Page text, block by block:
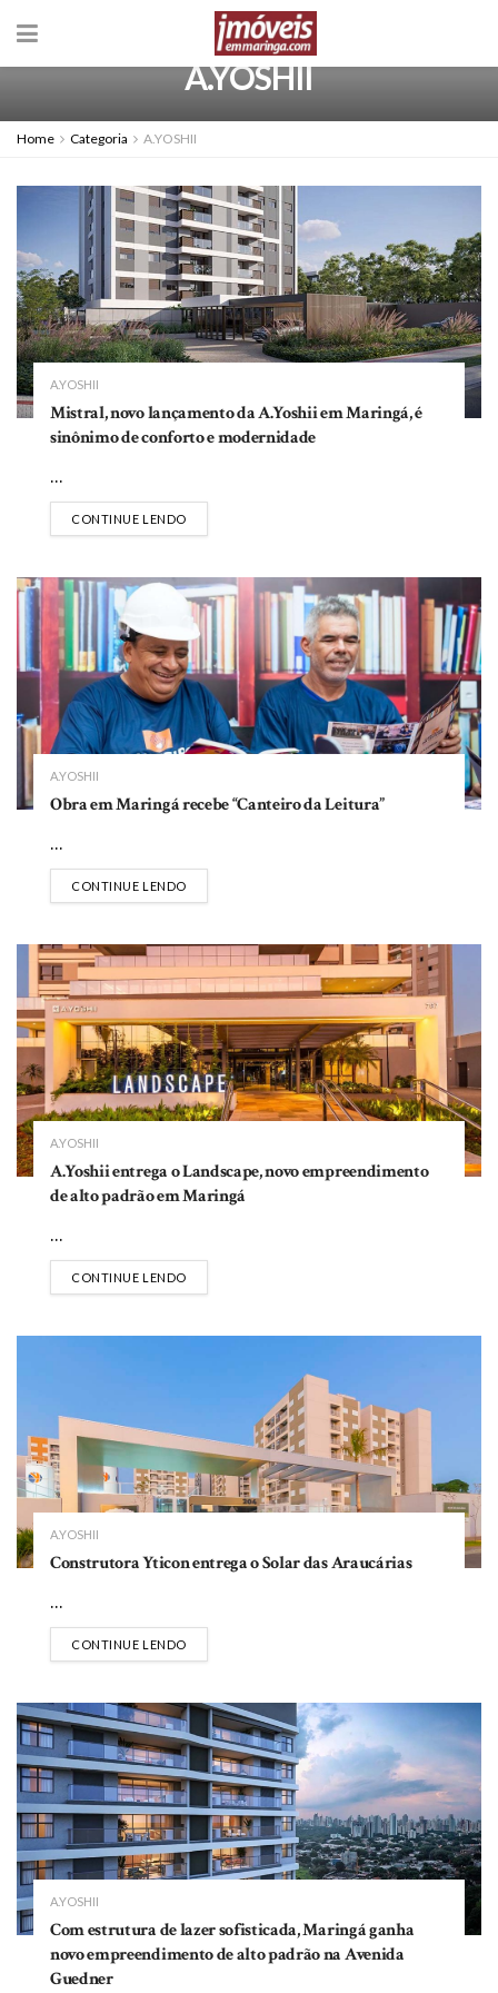
A.YOSHII
Home Categoria A.YOSHII
A.YOSHII
Mistral, novo lançamento da A.Yoshii em Maringá, é
sinônimo de conforto e modernidade
...
CONTINUE LENDODETAILS
A.YOSHII
Obra em Maringá recebe “Canteiro da Leitura”
...
CONTINUE LENDODETAILS
A.YOSHII
A.Yoshii entrega o Landscape, novo empreendimento
de alto padrão em Maringá
...
CONTINUE LENDODETAILS
A.YOSHII
Construtora Yticon entrega o Solar das Araucárias
...
CONTINUE LENDODETAILS
A.YOSHII
Com estrutura de lazer sofisticada, Maringá ganha
novo empreendimento de alto padrão na Avenida
Guedner